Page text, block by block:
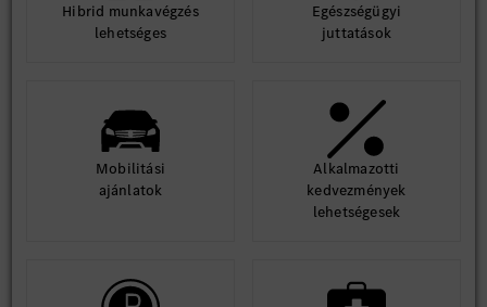
Hibrid munkavégzés
lehetséges
Egészségügyi
juttatások
Mobilitási
ajánlatok
Alkalmazotti
kedvezmények
lehetségesek